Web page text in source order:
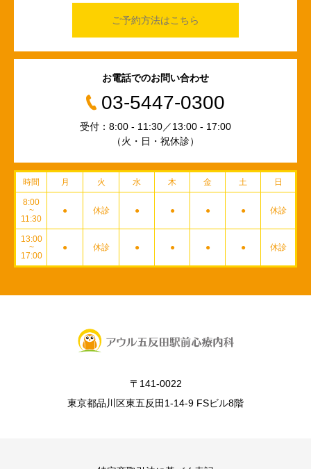
ご予約方法はこちら
お電話でのお問い合わせ
03-5447-0300
受付：8:00 - 11:30／13:00 - 17:00
（火・日・祝休診）
時間 月 火 水 木 金 土 日
8:00
~
11:30
● 休診 ● ● ● ● 休診
13:00
~
17:00
● 休診 ● ● ● ● 休診
〒141-0022
東京都品川区東五反田1-14-9 FSビル8階